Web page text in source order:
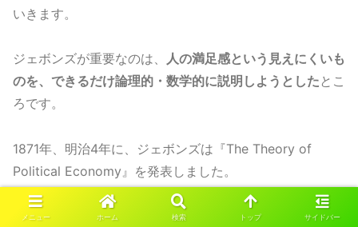
いきます。
ジェボンズが重要なのは、 人の満足感という見えにくいも
のを、できるだけ論理的・数学的に説明しようとした とこ
ろです。
1871年、明治4年に、ジェボンズは『The Theory of
Political Economy』を発表しました。
この本は、限界効用によって価値を説明しようとした重要
メニュー ホーム 検索 トップ サイドバー